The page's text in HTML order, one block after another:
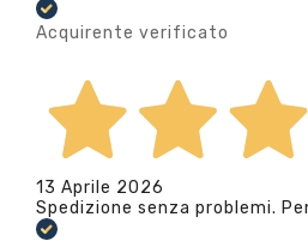
Acquirente verificato
13 Aprile 2026
Spedizione senza problemi.